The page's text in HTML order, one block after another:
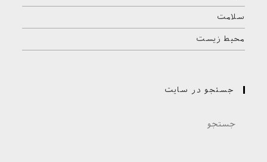
سلامت
محیط زیست
جستجو در سایت